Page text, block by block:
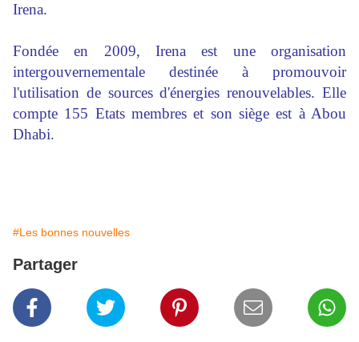
Irena.
Fondée en 2009, Irena est une organisation
intergouvernementale destinée à promouvoir
l'utilisation de sources d'énergies renouvelables. Elle
compte 155 Etats membres et son siège est à Abou
Dhabi.
#Les bonnes nouvelles
Partager